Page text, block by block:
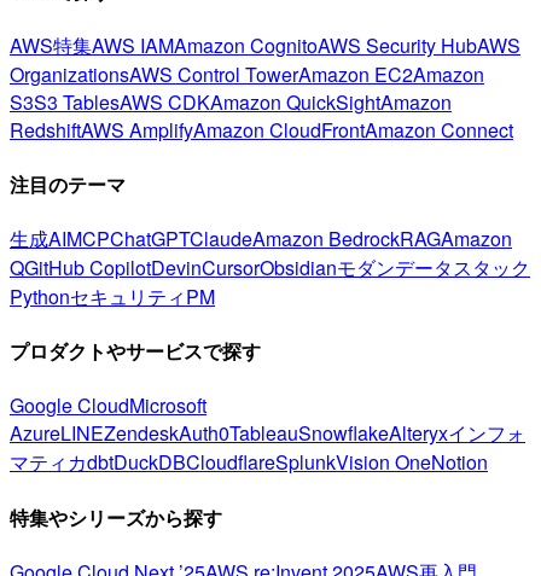
AWS特集AWS IAMAmazon CognitoAWS Security HubAWS
OrganizationsAWS Control TowerAmazon EC2Amazon
S3S3 TablesAWS CDKAmazon QuickSightAmazon
RedshiftAWS AmplifyAmazon CloudFrontAmazon Connect
注目のテーマ
生成AIMCPChatGPTClaudeAmazon BedrockRAGAmazon
QGitHub CopilotDevinCursorObsidianモダンデータスタック
PythonセキュリティPM
プロダクトやサービスで探す
Google CloudMicrosoft
AzureLINEZendeskAuth0TableauSnowflakeAlteryxインフォ
マティカdbtDuckDBCloudflareSplunkVision OneNotion
特集やシリーズから探す